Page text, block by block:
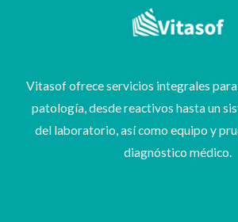
Vitasof ofrece servicios integrales
patología, desde reactivos hasta un
del laboratorio, así como equipo y
diagnóstico médico.